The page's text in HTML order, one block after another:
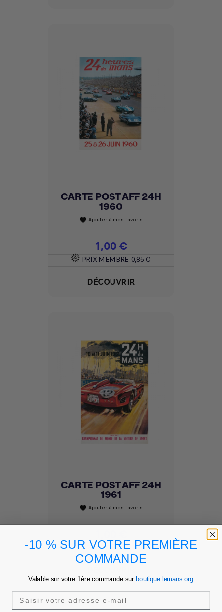
CARTE POST AFF 24H
1960
favorite Ajouter à mes favoris
Prix
1,00 €
PRIX MEMBRE 0,85 €
DÉCOUVRIR
CARTE POST AFF 24H
1961
favorite Ajouter à mes favoris
PRIX MEMBRE 0,85 €
-10 % SUR VOTRE PREMIÈRE
COMMANDE
Valable sur votre 1ère commande sur boutique.lemans.org